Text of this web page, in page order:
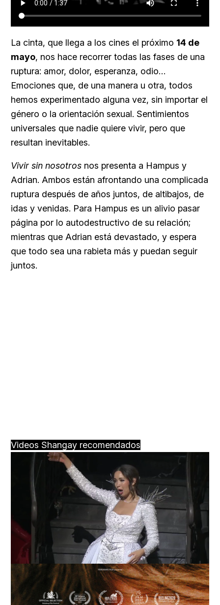
La cinta, que llega a los cines el próximo 14 de
mayo, nos hace recorrer todas las fases de una
ruptura: amor, dolor, esperanza, odio…
Emociones que, de una manera u otra, todos
hemos experimentado alguna vez, sin importar el
género o la orientación sexual. Sentimientos
universales que nadie quiere vivir, pero que
resultan inevitables.
Vivir sin nosotros nos presenta a Hampus y
Adrian. Ambos están afrontando una complicada
ruptura después de años juntos, de altibajos, de
idas y venidas. Para Hampus es un alivio pasar
página por lo autodestructivo de su relación;
mientras que Adrian está devastado, y espera
que todo sea una rabieta más y puedan seguir
juntos.
Videos Shangay recomendados
Unmute Loaded:
25.99%